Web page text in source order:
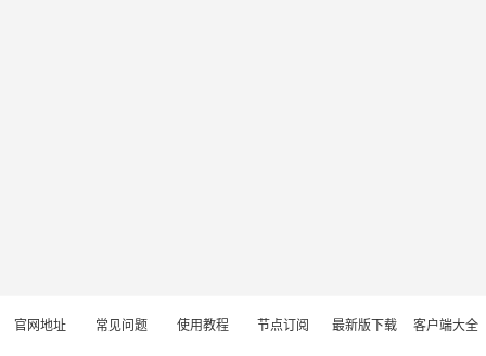
官网地址 常见问题 使用教程 节点订阅 最新版下载 客户端大全